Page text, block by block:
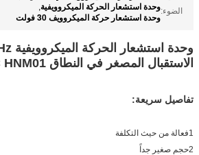
الضوء:وحدة استشعار الحركة الميكروويفية,
وحدة استشعار حركة الميكروويف 30 فولت
الاستقبال المصغر في النطاق C HNM01
تفاصيل سريعة:
1فعالة من حيث التكلفة
2حجم صغير جداً